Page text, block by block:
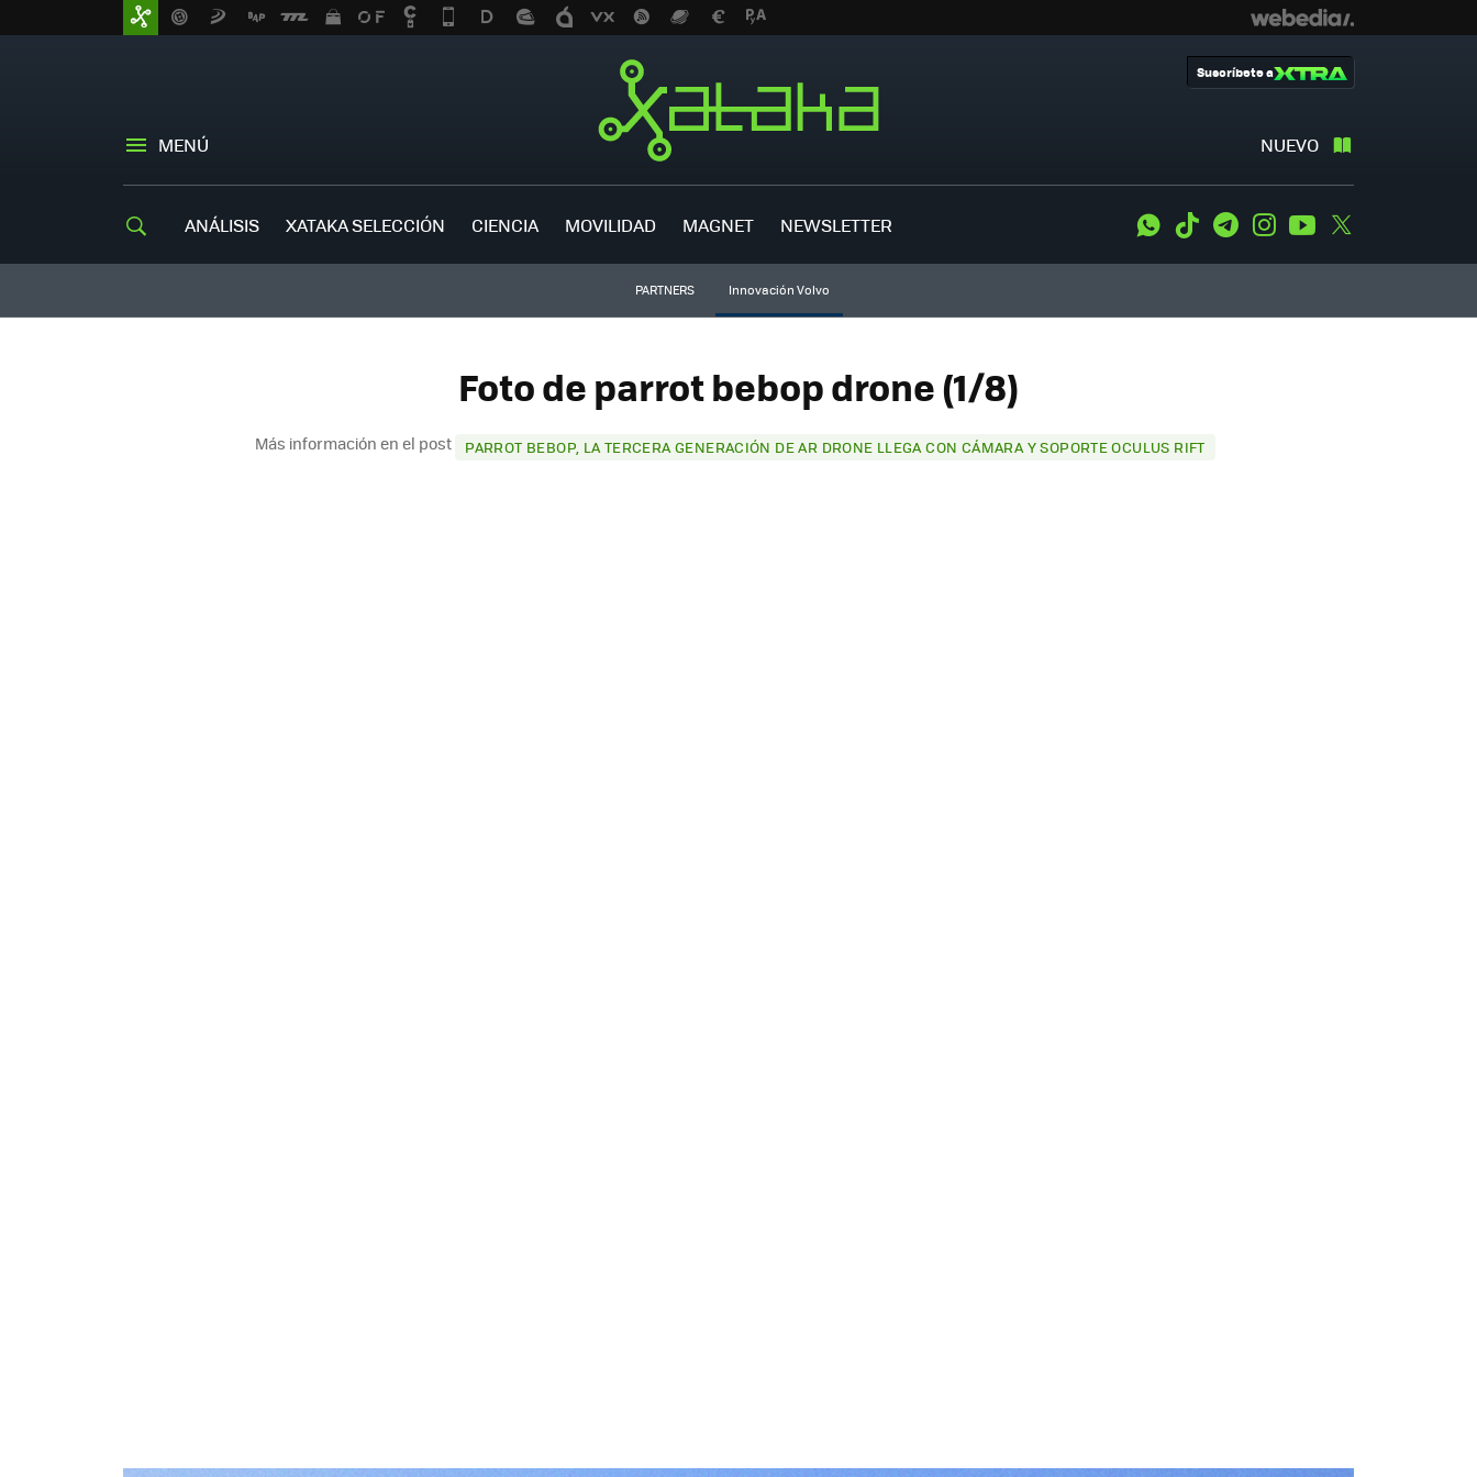
MENÚ NUEVO
Suscríbete a
ANÁLISIS XATAKA SELECCIÓN CIENCIA MOVILIDAD MAGNET NEWSLETTER WhatsApp
Tiktok TelegramInstagramYoutube
PARTNERS Innovación Volvo
Foto de parrot bebop drone (1/8)
Más información en el post PARROT BEBOP, LA TERCERA GENERACIÓN DE AR DRONE LLEGA CON CÁMARA Y SOPORTE OCULUS RIFT